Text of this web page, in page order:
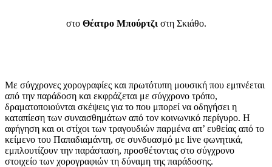
στο Θέατρο Μπούρτζι στη Σκιάθο.
Με σύγχρονες χορογραφίες και πρωτότυπη μουσική που εμπνέεται
από την παράδοση και εκφράζεται με σύγχρονο τρόπο,
δραματοποιούνται σκέψεις για το που μπορεί να οδηγήσει η
καταπίεση των συναισθημάτων από τον κοινωνικό περίγυρο. Η
αφήγηση και οι στίχοι των τραγουδιών παρμένα απ’ ευθείας από το
κείμενο του Παπαδιαμάντη, σε συνδυασμό με live φωνητικά,
εμπλουτίζουν την παράσταση, προσθέτοντας στο σύγχρονο
στοιχείο των χορογραφιών τη δύναμη της παράδοσης.